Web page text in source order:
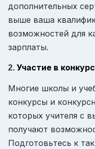
дополнительных
выше ваша
возможностей для
зарплаты.
2. Участие в
Многие школы и
конкурсы и
которых учителя с
получают
Подготовьтесь к